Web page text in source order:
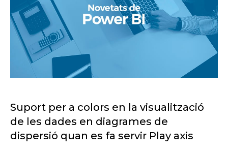
Suport per a colors en la visualització
de les dades en diagrames de
dispersió quan es fa servir Play axis